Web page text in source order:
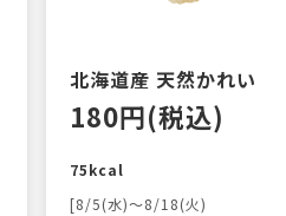
北海道産 天然かれい
180円(税込)
75kcal
[8/5(水)～8/18(火)